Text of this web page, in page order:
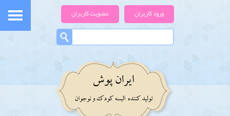
ورود کاربران عضویت کاربران